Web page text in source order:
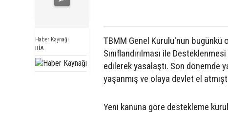
Haber Kaynağı
BİA
TBMM Genel Kurulu'nun
Sınıflandırılması ile
edilerek yasalaştı. Son dönemde
yaşanmış ve olaya devlet el
Yeni kanuna göre destekleme